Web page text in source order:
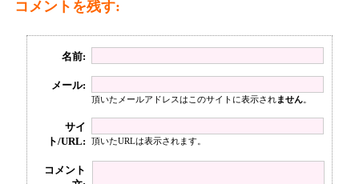
コメントを残す:
名前:
メール:
頂いたメールアドレスはこのサイトに表示されません。
サイ
ト/URL:
頂いたURLは表示されます。
コメント